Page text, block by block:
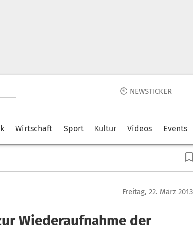
🕙 NEWSTICKER
Wirtschaft Sport Kultur Videos Events
Freitag, 22. März 2013
Wiederaufnahme der